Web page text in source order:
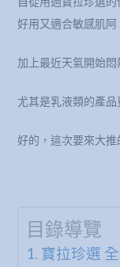
好用又適合敏感肌阿
加上最近天氣開始
尤其是乳液類的產
好的，這次要來大
目錄導覽
寶拉珍選